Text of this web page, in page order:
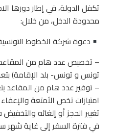
تكفل الدولة، في إطار دورها
محدودة الدخل، من خلال:
دعوة شركة الخطوط
– تخصيص عدد هام من المقاعد
تونس و تونس- بلد الإقامة)
– توفير عدد هام من المقاعد
امتيازات تخص الأمتعة
تغيير الحجز أو إلغائه
في فترة السفر إلى غاية شهر